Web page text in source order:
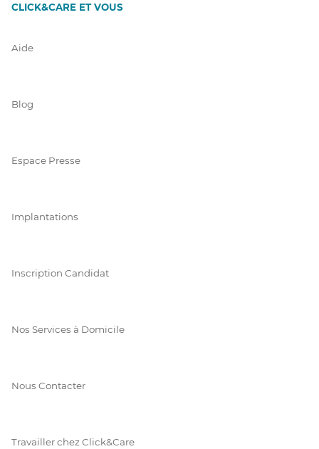
CLICK&CARE ET VOUS
Aide
Blog
Espace Presse
Implantations
Inscription Candidat
Nos Services à Domicile
Nous Contacter
Travailler chez Click&Care